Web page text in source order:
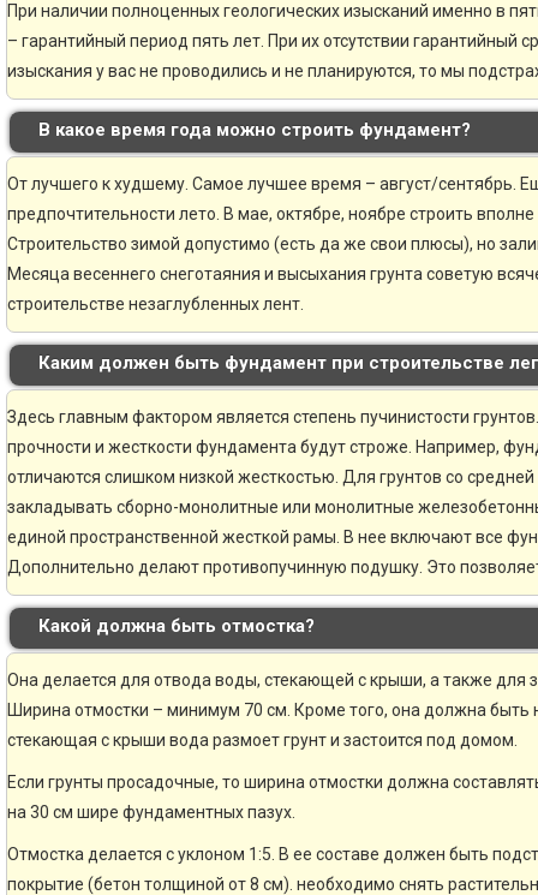
При наличии полноценных геологических изысканий именно в
– гарантийный период пять лет. При их отсутствии гарантийный
изыскания у вас не проводились и не планируются, то мы
В какое время года можно строить фундамент?
От лучшего к худшему. Самое лучшее время – август/сентябрь.
предпочтительности лето. В мае, октябре, ноябре строить
Строительство зимой допустимо (есть да же свои плюсы), но
Месяца весеннего снеготаяния и высыхания грунта советую
строительстве незаглубленных лент.
Каким должен быть фундамент при строительстве
Здесь главным фактором является степень пучинистости
прочности и жесткости фундамента будут строже. Например,
отличаются слишком низкой жесткостью. Для грунтов со
закладывать сборно-монолитные или монолитные
единой пространственной жесткой рамы. В нее включают все
Дополнительно делают противопучинную подушку. Это
Какой должна быть отмостка?
Она делается для отвода воды, стекающей с крыши, а также для
Ширина отмостки – минимум 70 см. Кроме того, она должна быть
стекающая с крыши вода размоет грунт и застоится под домом.
Если грунты просадочные, то ширина отмостки должна
на 30 см шире фундаментных пазух.
Отмостка делается с уклоном 1:5. В ее составе должен быть
покрытие (бетон толщиной от 8 см). необходимо снять